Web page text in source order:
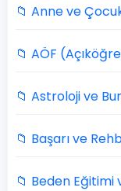
📁 Anne ve
📁 AÖF
📁 Astroloji ve
📁 Başarı ve
📁 Beden Eğitimi